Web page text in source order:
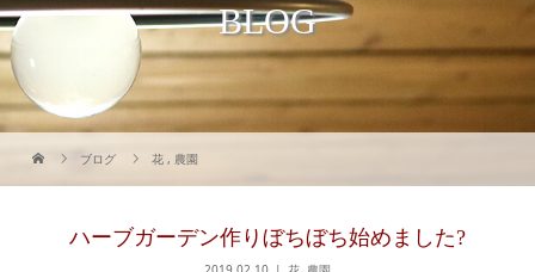
BLOG
ブログ 花 , 農園
ハーブガーデン作りぼちぼち始めました?